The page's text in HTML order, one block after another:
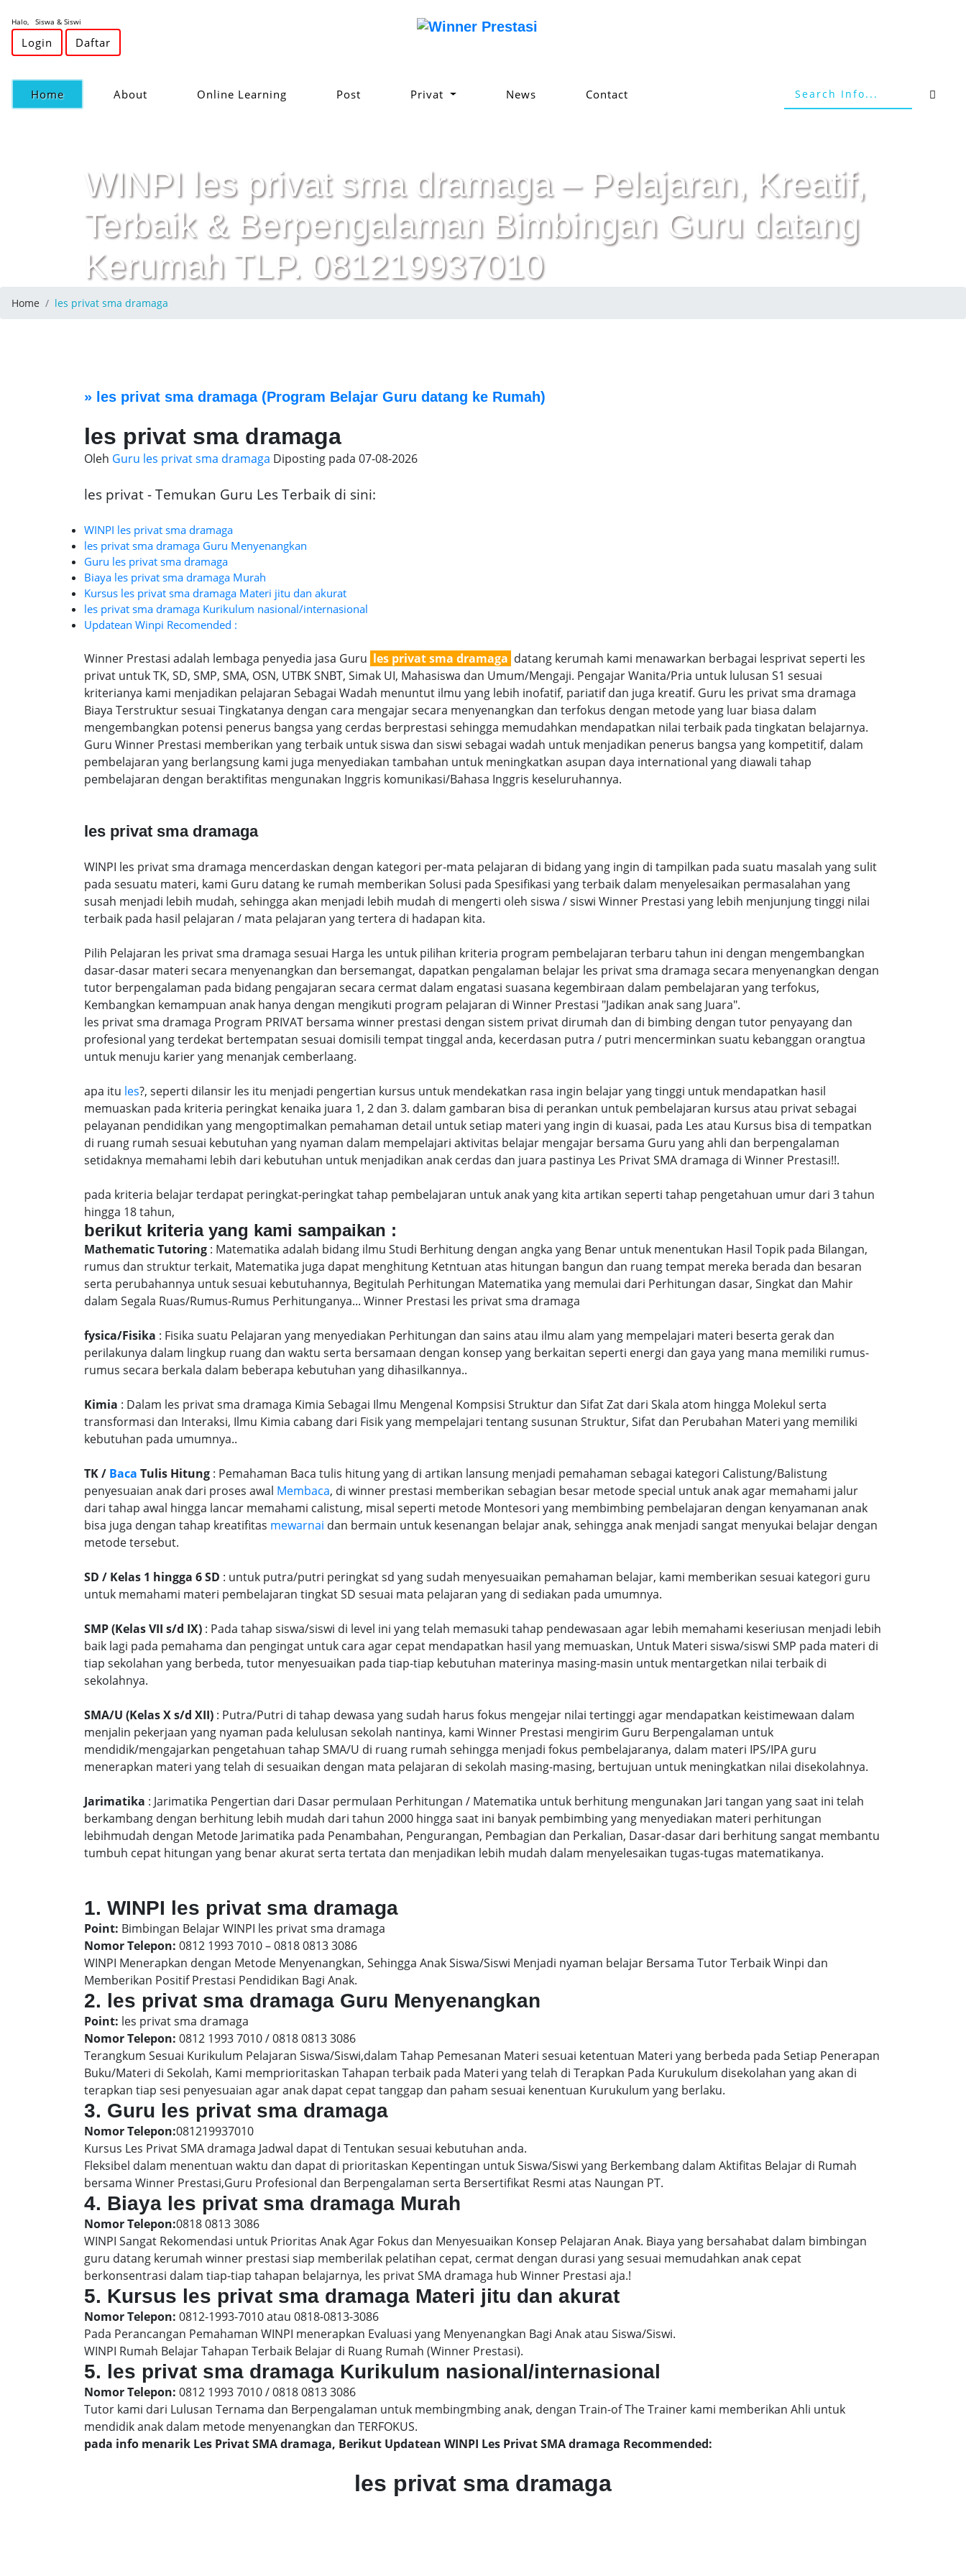
Halo, Siswa & Siswi
Login Daftar
Home(current) About Online Learning Post Privat News Contact
WINPI les privat sma dramaga – Pelajaran, Kreatif,
Terbaik & Berpengalaman Bimbingan Guru datang
Kerumah TLP. 081219937010
Home les privat sma dramaga
» les privat sma dramaga(Program Belajar Guru datang ke Rumah)
les privat sma dramaga
Oleh Guru les privat sma dramaga Diposting pada 07-08-2026
les privat - Temukan Guru Les Terbaik di sini:
WINPI les privat sma dramaga
les privat sma dramaga Guru Menyenangkan
Guru les privat sma dramaga
Biaya les privat sma dramaga Murah
Kursus les privat sma dramaga Materi jitu dan akurat
les privat sma dramaga Kurikulum nasional/internasional
Updatean Winpi Recomended :
Winner Prestasi adalah lembaga penyedia jasa Guru les privat sma dramaga datang kerumah kami menawarkan berbagai lesprivat seperti les
privat untuk TK, SD, SMP, SMA, OSN, UTBK SNBT, Simak UI, Mahasiswa dan Umum/Mengaji. Pengajar Wanita/Pria untuk lulusan S1 sesuai
kriterianya kami menjadikan pelajaran Sebagai Wadah menuntut ilmu yang lebih inofatif, pariatif dan juga kreatif. Guru les privat sma dramaga
Biaya Terstruktur sesuai Tingkatanya dengan cara mengajar secara menyenangkan dan terfokus dengan metode yang luar biasa dalam
mengembangkan potensi penerus bangsa yang cerdas berprestasi sehingga memudahkan mendapatkan nilai terbaik pada tingkatan belajarnya.
Guru Winner Prestasi memberikan yang terbaik untuk siswa dan siswi sebagai wadah untuk menjadikan penerus bangsa yang kompetitif, dalam
pembelajaran yang berlangsung kami juga menyediakan tambahan untuk meningkatkan asupan daya international yang diawali tahap
pembelajaran dengan beraktifitas mengunakan Inggris komunikasi/Bahasa Inggris keseluruhannya.
les privat sma dramaga
WINPI les privat sma dramaga mencerdaskan dengan kategori per-mata pelajaran di bidang yang ingin di tampilkan pada suatu masalah yang sulit
pada sesuatu materi, kami Guru datang ke rumah memberikan Solusi pada Spesifikasi yang terbaik dalam menyelesaikan permasalahan yang
susah menjadi lebih mudah, sehingga akan menjadi lebih mudah di mengerti oleh siswa / siswi Winner Prestasi yang lebih menjunjung tinggi nilai
terbaik pada hasil pelajaran / mata pelajaran yang tertera di hadapan kita.
Pilih Pelajaran les privat sma dramaga sesuai Harga les untuk pilihan kriteria program pembelajaran terbaru tahun ini dengan mengembangkan
dasar-dasar materi secara menyenangkan dan bersemangat, dapatkan pengalaman belajar les privat sma dramaga secara menyenangkan dengan
tutor berpengalaman pada bidang pengajaran secara cermat dalam engatasi suasana kegembiraan dalam pembelajaran yang terfokus,
Kembangkan kemampuan anak hanya dengan mengikuti program pelajaran di Winner Prestasi "Jadikan anak sang Juara".
les privat sma dramaga Program PRIVAT bersama winner prestasi dengan sistem privat dirumah dan di bimbing dengan tutor penyayang dan
profesional yang terdekat bertempatan sesuai domisili tempat tinggal anda, kecerdasan putra / putri mencerminkan suatu kebanggan orangtua
untuk menuju karier yang menanjak cemberlaang.
apa itu les?, seperti dilansir les itu menjadi pengertian kursus untuk mendekatkan rasa ingin belajar yang tinggi untuk mendapatkan hasil
memuaskan pada kriteria peringkat kenaika juara 1, 2 dan 3. dalam gambaran bisa di perankan untuk pembelajaran kursus atau privat sebagai
pelayanan pendidikan yang mengoptimalkan pemahaman detail untuk setiap materi yang ingin di kuasai, pada Les atau Kursus bisa di tempatkan
di ruang rumah sesuai kebutuhan yang nyaman dalam mempelajari aktivitas belajar mengajar bersama Guru yang ahli dan berpengalaman
setidaknya memahami lebih dari kebutuhan untuk menjadikan anak cerdas dan juara pastinya Les Privat SMA dramaga di Winner Prestasi!!.
pada kriteria belajar terdapat peringkat-peringkat tahap pembelajaran untuk anak yang kita artikan seperti tahap pengetahuan umur dari 3 tahun
hingga 18 tahun,
berikut kriteria yang kami sampaikan :
Mathematic Tutoring : Matematika adalah bidang ilmu Studi Berhitung dengan angka yang Benar untuk menentukan Hasil Topik pada Bilangan,
rumus dan struktur terkait, Matematika juga dapat menghitung Ketntuan atas hitungan bangun dan ruang tempat mereka berada dan besaran
serta perubahannya untuk sesuai kebutuhannya, Begitulah Perhitungan Matematika yang memulai dari Perhitungan dasar, Singkat dan Mahir
dalam Segala Ruas/Rumus-Rumus Perhitunganya... Winner Prestasi les privat sma dramaga
fysica/Fisika : Fisika suatu Pelajaran yang menyediakan Perhitungan dan sains atau ilmu alam yang mempelajari materi beserta gerak dan
perilakunya dalam lingkup ruang dan waktu serta bersamaan dengan konsep yang berkaitan seperti energi dan gaya yang mana memiliki rumus-
rumus secara berkala dalam beberapa kebutuhan yang dihasilkannya..
Kimia : Dalam les privat sma dramaga Kimia Sebagai Ilmu Mengenal Kompsisi Struktur dan Sifat Zat dari Skala atom hingga Molekul serta
transformasi dan Interaksi, Ilmu Kimia cabang dari Fisik yang mempelajari tentang susunan Struktur, Sifat dan Perubahan Materi yang memiliki
kebutuhan pada umumnya..
TK / Baca Tulis Hitung : Pemahaman Baca tulis hitung yang di artikan lansung menjadi pemahaman sebagai kategori Calistung/Balistung
penyesuaian anak dari proses awal Membaca, di winner prestasi memberikan sebagian besar metode special untuk anak agar memahami jalur
dari tahap awal hingga lancar memahami calistung, misal seperti metode Montesori yang membimbing pembelajaran dengan kenyamanan anak
bisa juga dengan tahap kreatifitas mewarnai dan bermain untuk kesenangan belajar anak, sehingga anak menjadi sangat menyukai belajar dengan
metode tersebut.
SD / Kelas 1 hingga 6 SD : untuk putra/putri peringkat sd yang sudah menyesuaikan pemahaman belajar, kami memberikan sesuai kategori guru
untuk memahami materi pembelajaran tingkat SD sesuai mata pelajaran yang di sediakan pada umumnya.
SMP (Kelas VII s/d IX) : Pada tahap siswa/siswi di level ini yang telah memasuki tahap pendewasaan agar lebih memahami keseriusan menjadi lebih
baik lagi pada pemahama dan pengingat untuk cara agar cepat mendapatkan hasil yang memuaskan, Untuk Materi siswa/siswi SMP pada materi di
tiap sekolahan yang berbeda, tutor menyesuaikan pada tiap-tiap kebutuhan materinya masing-masin untuk mentargetkan nilai terbaik di
sekolahnya.
SMA/U (Kelas X s/d XII) : Putra/Putri di tahap dewasa yang sudah harus fokus mengejar nilai tertinggi agar mendapatkan keistimewaan dalam
menjalin pekerjaan yang nyaman pada kelulusan sekolah nantinya, kami Winner Prestasi mengirim Guru Berpengalaman untuk
mendidik/mengajarkan pengetahuan tahap SMA/U di ruang rumah sehingga menjadi fokus pembelajaranya, dalam materi IPS/IPA guru
menerapkan materi yang telah di sesuaikan dengan mata pelajaran di sekolah masing-masing, bertujuan untuk meningkatkan nilai disekolahnya.
Jarimatika : Jarimatika Pengertian dari Dasar permulaan Perhitungan / Matematika untuk berhitung mengunakan Jari tangan yang saat ini telah
berkambang dengan berhitung lebih mudah dari tahun 2000 hingga saat ini banyak pembimbing yang menyediakan materi perhitungan
lebihmudah dengan Metode Jarimatika pada Penambahan, Pengurangan, Pembagian dan Perkalian, Dasar-dasar dari berhitung sangat membantu
tumbuh cepat hitungan yang benar akurat serta tertata dan menjadikan lebih mudah dalam menyelesaikan tugas-tugas matematikanya.
1. WINPI les privat sma dramaga
Point: Bimbingan Belajar WINPI les privat sma dramaga
Nomor Telepon: 0812 1993 7010 – 0818 0813 3086
WINPI Menerapkan dengan Metode Menyenangkan, Sehingga Anak Siswa/Siswi Menjadi nyaman belajar Bersama Tutor Terbaik Winpi dan
Memberikan Positif Prestasi Pendidikan Bagi Anak.
2. les privat sma dramaga Guru Menyenangkan
Point: les privat sma dramaga
Nomor Telepon: 0812 1993 7010 / 0818 0813 3086
Terangkum Sesuai Kurikulum Pelajaran Siswa/Siswi,dalam Tahap Pemesanan Materi sesuai ketentuan Materi yang berbeda pada Setiap Penerapan
Buku/Materi di Sekolah, Kami memprioritaskan Tahapan terbaik pada Materi yang telah di Terapkan Pada Kurukulum disekolahan yang akan di
terapkan tiap sesi penyesuaian agar anak dapat cepat tanggap dan paham sesuai kenentuan Kurukulum yang berlaku.
3. Guru les privat sma dramaga
Nomor Telepon:081219937010
Kursus Les Privat SMA dramaga Jadwal dapat di Tentukan sesuai kebutuhan anda.
Fleksibel dalam menentuan waktu dan dapat di prioritaskan Kepentingan untuk Siswa/Siswi yang Berkembang dalam Aktifitas Belajar di Rumah
bersama Winner Prestasi,Guru Profesional dan Berpengalaman serta Bersertifikat Resmi atas Naungan PT.
4. Biaya les privat sma dramaga Murah
Nomor Telepon:0818 0813 3086
WINPI Sangat Rekomendasi untuk Prioritas Anak Agar Fokus dan Menyesuaikan Konsep Pelajaran Anak. Biaya yang bersahabat dalam bimbingan
guru datang kerumah winner prestasi siap memberilak pelatihan cepat, cermat dengan durasi yang sesuai memudahkan anak cepat
berkonsentrasi dalam tiap-tiap tahapan belajarnya, les privat SMA dramaga hub Winner Prestasi aja.!
5. Kursus les privat sma dramaga Materi jitu dan akurat
Nomor Telepon: 0812-1993-7010 atau 0818-0813-3086
Pada Perancangan Pemahaman WINPI menerapkan Evaluasi yang Menyenangkan Bagi Anak atau Siswa/Siswi.
WINPI Rumah Belajar Tahapan Terbaik Belajar di Ruang Rumah (Winner Prestasi).
5. les privat sma dramaga Kurikulum nasional/internasional
Nomor Telepon: 0812 1993 7010 / 0818 0813 3086
Tutor kami dari Lulusan Ternama dan Berpengalaman untuk membingmbing anak, dengan Train-of The Trainer kami memberikan Ahli untuk
mendidik anak dalam metode menyenangkan dan TERFOKUS.
pada info menarik Les Privat SMA dramaga, Berikut Updatean WINPI Les Privat SMA dramaga Recommended:
les privat sma dramaga